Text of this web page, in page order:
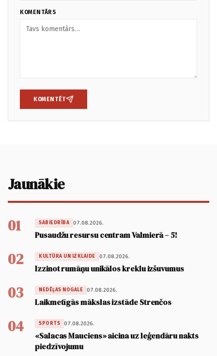
KOMENTĀRS
KOMENTĒT
Jaunākie
01 SABIEDRĪBA 07.08.2026.
Pusaudžu resursu centram Valmierā – 5!
02 KULTŪRA UN IZKLAIDE 07.08.2026.
Izzinot rumāņu unikālos kreklu izšuvumus
03 NEDĒĻAS NOGALE 07.08.2026.
Laikmetīgās mākslas izstāde Strenčos
04 SPORTS 07.08.2026.
«Salacas Mauciens» aicina uz leģendāru nakts
piedzīvojumu